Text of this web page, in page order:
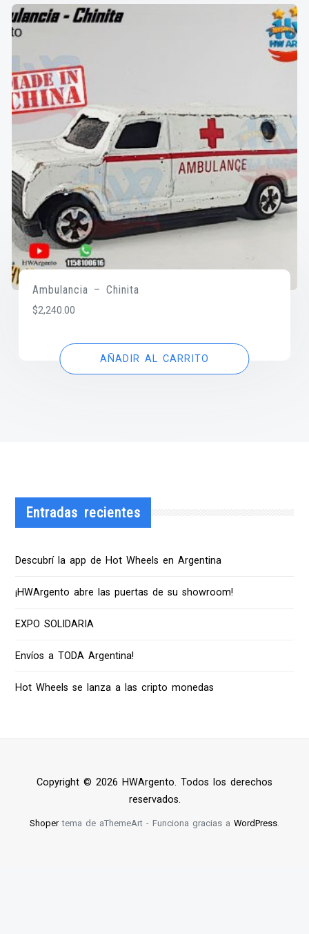
Ambulancia – Chinita
$2,240.00
AÑADIR AL CARRITO
Entradas recientes
Descubrí la app de Hot Wheels en Argentina
¡HWArgento abre las puertas de su showroom!
EXPO SOLIDARIA
Envíos a TODA Argentina!
Hot Wheels se lanza a las cripto monedas
Copyright © 2026 HWArgento. Todos los derechos
reservados.
Shopertema de aThemeArt - Funciona gracias a WordPress.